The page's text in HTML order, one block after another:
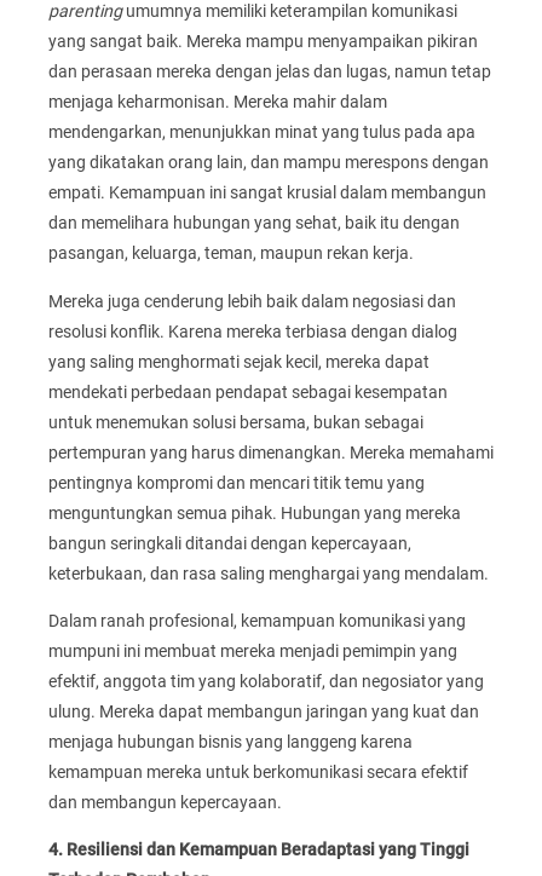
parentingumumnya memiliki keterampilan komunikasi
yang sangat baik. Mereka mampu menyampaikan pikiran
dan perasaan mereka dengan jelas dan lugas, namun tetap
menjaga keharmonisan. Mereka mahir dalam
mendengarkan, menunjukkan minat yang tulus pada apa
yang dikatakan orang lain, dan mampu merespons dengan
empati. Kemampuan ini sangat krusial dalam membangun
dan memelihara hubungan yang sehat, baik itu dengan
pasangan, keluarga, teman, maupun rekan kerja.
Mereka juga cenderung lebih baik dalam negosiasi dan
resolusi konflik. Karena mereka terbiasa dengan dialog
yang saling menghormati sejak kecil, mereka dapat
mendekati perbedaan pendapat sebagai kesempatan
untuk menemukan solusi bersama, bukan sebagai
pertempuran yang harus dimenangkan. Mereka memahami
pentingnya kompromi dan mencari titik temu yang
menguntungkan semua pihak. Hubungan yang mereka
bangun seringkali ditandai dengan kepercayaan,
keterbukaan, dan rasa saling menghargai yang mendalam.
Dalam ranah profesional, kemampuan komunikasi yang
mumpuni ini membuat mereka menjadi pemimpin yang
efektif, anggota tim yang kolaboratif, dan negosiator yang
ulung. Mereka dapat membangun jaringan yang kuat dan
menjaga hubungan bisnis yang langgeng karena
kemampuan mereka untuk berkomunikasi secara efektif
dan membangun kepercayaan.
4. Resiliensi dan Kemampuan Beradaptasi yang Tinggi